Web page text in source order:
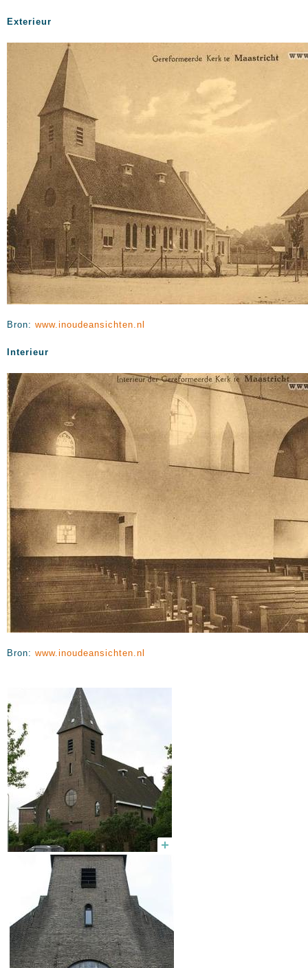
Exterieur
Bron: www.inoudeansichten.nl
Interieur
Bron: www.inoudeansichten.nl